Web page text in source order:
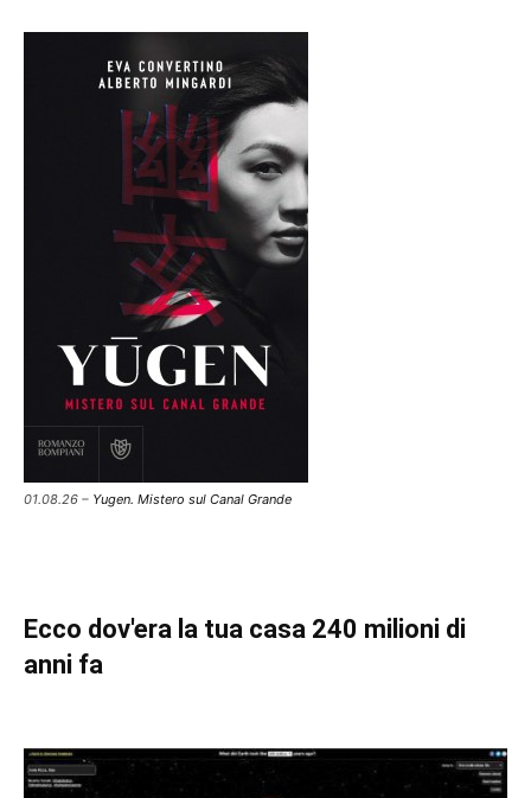
01.08.26 – Yugen. Mistero sul Canal Grande
Ecco dov'era la tua casa 240 milioni di
anni fa